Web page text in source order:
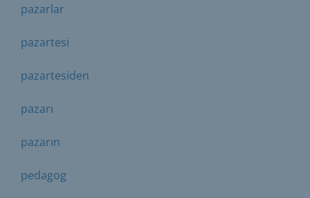
pazarlar
pazartesi
pazartesiden
pazarı
pazarın
pedagog